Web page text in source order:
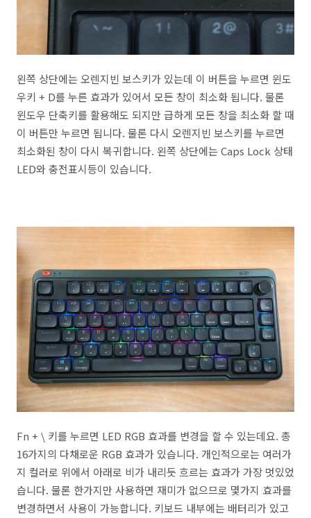
왼쪽 상단에는 오렌지빈 보스키가 있는데 이 버튼을 누르면 윈도
우키 + D를 누른 효과가 있어서 모든 창이 최소화 됩니다. 물론
윈도우 단축키를 활용해도 되지만 급하게 모든 창을 최소화 할 때
이 버튼만 누르면 됩니다. 물론 다시 오렌지빈 보스키를 누르면
최소화된 창이 다시 복귀합니다. 왼쪽 상단에는 Caps Lock 상태
LED와 충전표시등이 있습니다.
Fn + \ 키를 누르면 LED RGB 효과를 변경을 할 수 있는데요. 총
16가지의 다채로운 RGB 효과가 있습니다. 개인적으로는 여러가
지 컬러로 위에서 아래로 비가 내리듯 흐르는 효과가 가장 멋있었
습니다. 물론 한가지만 사용하면 재미가 없으므로 몇가지 효과를
변경하면서 사용이 가능합니다. 키보드 내부에는 배터리가 있고